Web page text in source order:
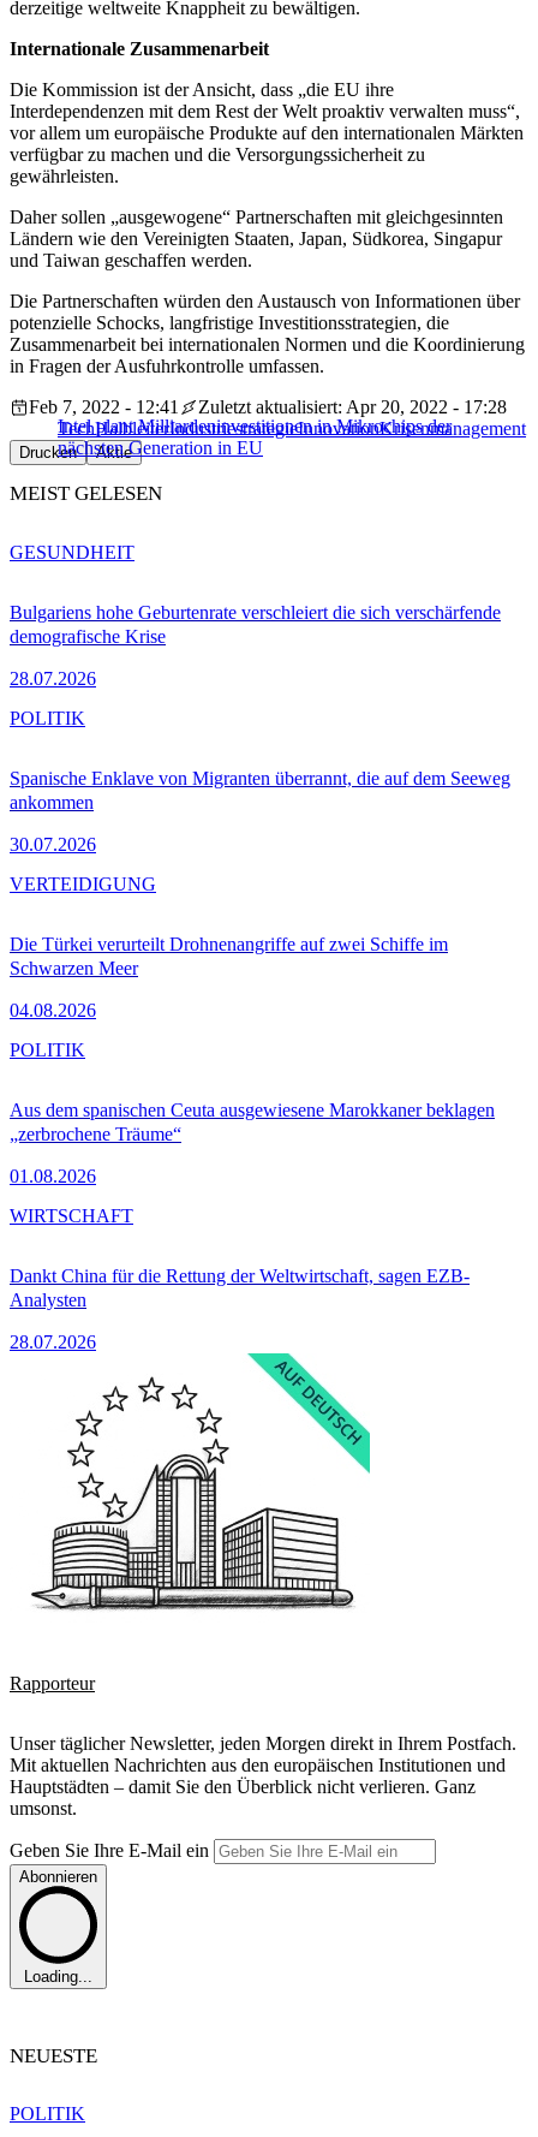
derzeitige weltweite Knappheit zu bewältigen.
Internationale Zusammenarbeit
Die Kommission ist der Ansicht, dass „die EU ihre
Interdependenzen mit dem Rest der Welt proaktiv verwalten muss“,
vor allem um europäische Produkte auf den internationalen Märkten
verfügbar zu machen und die Versorgungssicherheit zu
gewährleisten.
Daher sollen „ausgewogene“ Partnerschaften mit gleichgesinnten
Ländern wie den Vereinigten Staaten, Japan, Südkorea, Singapur
und Taiwan geschaffen werden.
Die Partnerschaften würden den Austausch von Informationen über
potenzielle Schocks, langfristige Investitionsstrategien, die
Zusammenarbeit bei internationalen Normen und die Koordinierung
in Fragen der Ausfuhrkontrolle umfassen.
Intel plant Milliardeninvestitionen in Mikrochips der
nächsten Generation in EU
Feb 7, 2022 - 12:41
Zuletzt aktualisiert: Apr 20, 2022 - 17:28
TechHalbleiterIndustriestrategieInnovationKrisenmanagement
Drucken Aktie
MEIST GELESEN
Bulgariens hohe Geburtenrate verschleiert die sich verschärfende
demografische Krise
28.07.2026
GESUNDHEIT
Spanische Enklave von Migranten überrannt, die auf dem Seeweg
ankommen
30.07.2026
POLITIK
Die Türkei verurteilt Drohnenangriffe auf zwei Schiffe im
Schwarzen Meer
04.08.2026
VERTEIDIGUNG
Aus dem spanischen Ceuta ausgewiesene Marokkaner beklagen
„zerbrochene Träume“
01.08.2026
POLITIK
Dankt China für die Rettung der Weltwirtschaft, sagen EZB-
Analysten
28.07.2026
WIRTSCHAFT
Rapporteur
Unser täglicher Newsletter, jeden Morgen direkt in Ihrem Postfach.
Mit aktuellen Nachrichten aus den europäischen Institutionen und
Hauptstädten – damit Sie den Überblick nicht verlieren. Ganz
umsonst.
Geben Sie Ihre E-Mail ein
Abonnieren
Loading...
NEUESTE
POLITIK